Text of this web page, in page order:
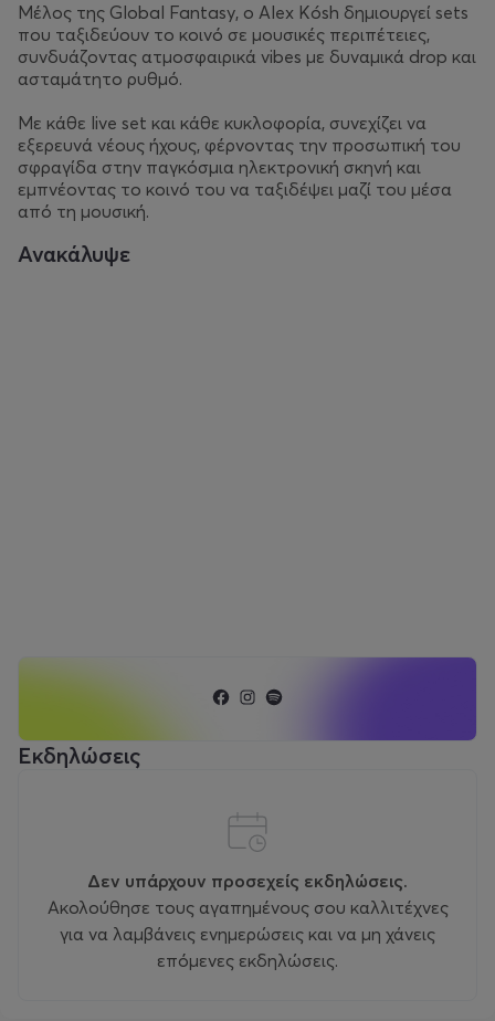
Μέλος της Global Fantasy, ο Alex Kósh δημιουργεί sets
που ταξιδεύουν το κοινό σε μουσικές περιπέτειες,
συνδυάζοντας ατμοσφαιρικά vibes με δυναμικά drop και
ασταμάτητο ρυθμό.
Με κάθε live set και κάθε κυκλοφορία, συνεχίζει να
εξερευνά νέους ήχους, φέρνοντας την προσωπική του
σφραγίδα στην παγκόσμια ηλεκτρονική σκηνή και
εμπνέοντας το κοινό του να ταξιδέψει μαζί του μέσα
από τη μουσική.
Ανακάλυψε
Εκδηλώσεις
Δεν υπάρχουν προσεχείς εκδηλώσεις.
Ακολούθησε τους αγαπημένους σου καλλιτέχνες
για να λαμβάνεις ενημερώσεις και να μη χάνεις
επόμενες εκδηλώσεις.